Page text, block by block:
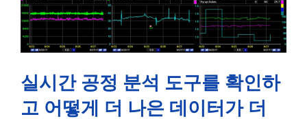
실시간 공정 분석 도구를 확인하
고 어떻게 더 나은 데이터가 더